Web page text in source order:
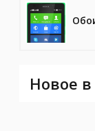
Новое в